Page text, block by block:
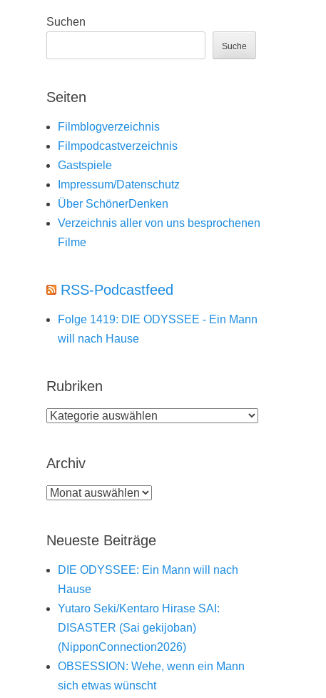
Suchen
Suche
Seiten
Filmblogverzeichnis
Filmpodcastverzeichnis
Gastspiele
Impressum/Datenschutz
Über SchönerDenken
Verzeichnis aller von uns besprochenen
Filme
RSS-Podcastfeed
Folge 1419: DIE ODYSSEE - Ein Mann
will nach Hause
Rubriken
Rubriken
Archiv
Archiv
Neueste Beiträge
DIE ODYSSEE: Ein Mann will nach
Hause
Yutaro Seki/Kentaro Hirase SAI:
DISASTER (Sai gekijoban)
(NipponConnection2026)
OBSESSION: Wehe, wenn ein Mann
sich etwas wünscht